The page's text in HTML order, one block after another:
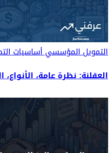
التمويل المؤسسيأساسيات
العقلنة: نظرة عامة، الأنواع،